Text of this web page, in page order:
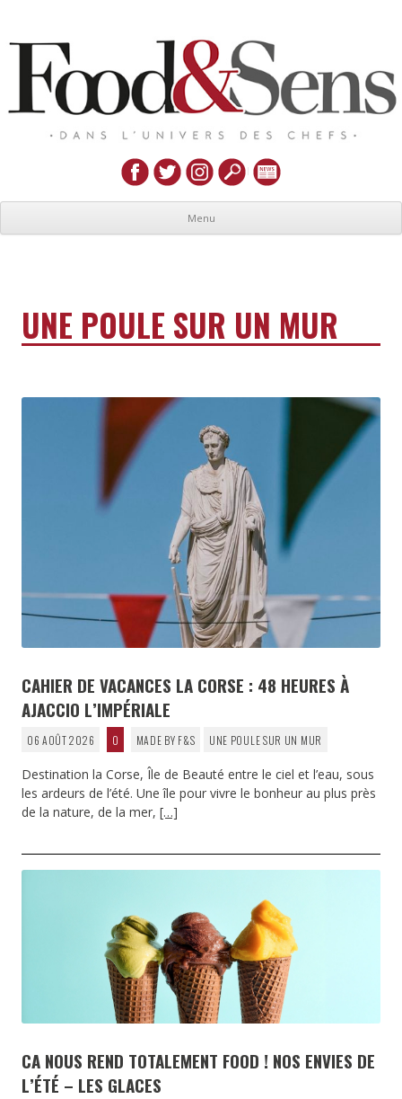
Menu
UNE POULE SUR UN MUR
CAHIER DE VACANCES LA CORSE : 48 HEURES À
AJACCIO L’IMPÉRIALE
06 AOÛT 2026 0 MADE BY F&S UNE POULE SUR UN MUR
Destination la Corse, Île de Beauté entre le ciel et l’eau, sous
les ardeurs de l’été. Une île pour vivre le bonheur au plus près
de la nature, de la mer, […]
CA NOUS REND TOTALEMENT FOOD ! NOS ENVIES DE
L’ÉTÉ – LES GLACES